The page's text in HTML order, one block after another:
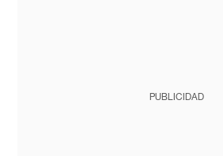
PUBLICIDAD